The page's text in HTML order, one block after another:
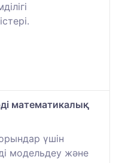
математикалық
үшін
модельдеу және